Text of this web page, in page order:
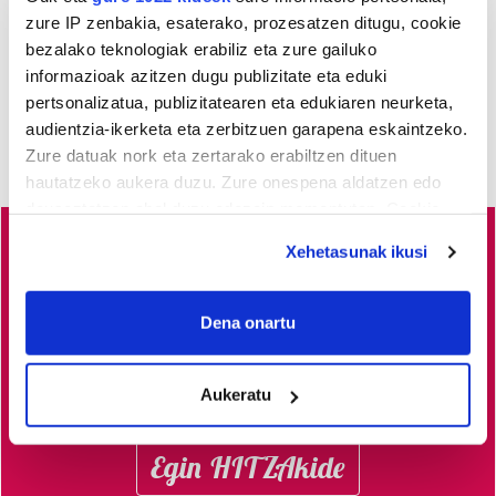
zure IP zenbakia, esaterako, prozesatzen ditugu, cookie
bezalako teknologiak erabiliz eta zure gailuko
informazioak azitzen dugu publizitate eta eduki
pertsonalizatua, publizitatearen eta edukiaren neurketa,
audientzia-ikerketa eta zerbitzuen garapena eskaintzeko.
Zure datuak nork eta zertarako erabiltzen dituen
hautatzeko aukera duzu. Zure onespena aldatzen edo
If you allow, we would also like to:
Collect information about your geographical
Identify your device by actively scanning it for
specific characteristics (fingerprinting)
Find out more about how your personal data is processed
and set your preferences in thedetails section
Xehetasunak ikusi
Dena onartu
Aukeratu
albisteak euskaraz, libre eta kalitatez
jaso nahi dituzu?Horretarako zure babesa ezinbestekoa
Egin zaitez HITZAkide!Zure ekarpenari esker,
euskaratik eginda dagoen tokiko informazio profesionala
garatzen eta indartzen lagunduko duzu.
Egin HITZAkide